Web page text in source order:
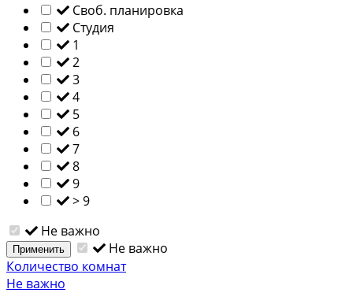
Своб. планировка
Студия
1
2
3
4
5
6
7
8
9
> 9
Не важно
Применить
Не важно
Количество комнат
Не важно